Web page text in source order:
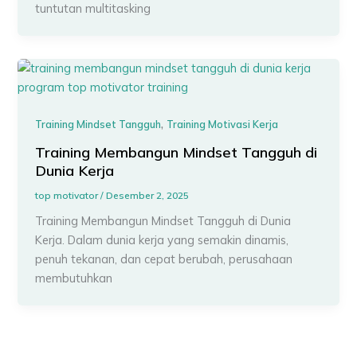
tuntutan multitasking
Training Mindset Tangguh, Training Motivasi Kerja
Training Membangun Mindset Tangguh di
Dunia Kerja
top motivator/Desember 2, 2025
Training Membangun Mindset Tangguh di Dunia
Kerja. Dalam dunia kerja yang semakin dinamis,
penuh tekanan, dan cepat berubah, perusahaan
membutuhkan